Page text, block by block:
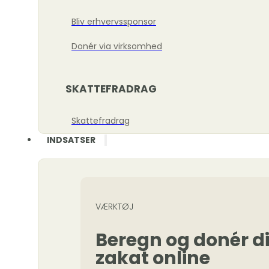
Bliv erhvervssponsor
Donér via virksomhed
SKATTEFRADRAG
Skattefradrag
INDSATSER
VÆRKTØJ
Beregn og donér
zakat online